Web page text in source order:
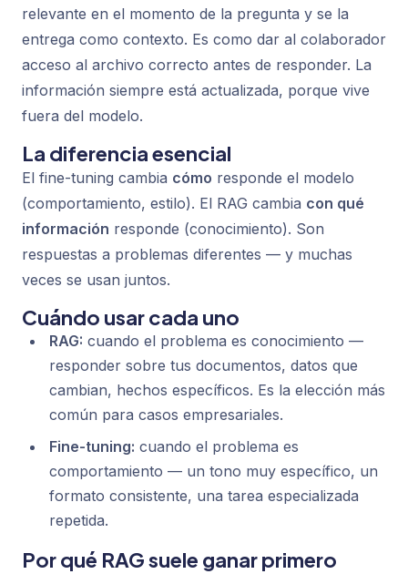
relevante en el momento de la pregunta y se la
entrega como contexto. Es como dar al colaborador
acceso al archivo correcto antes de responder. La
información siempre está actualizada, porque vive
fuera del modelo.
La diferencia esencial
El fine-tuning cambia cómo responde el modelo
(comportamiento, estilo). El RAG cambia con qué
información responde (conocimiento). Son
respuestas a problemas diferentes — y muchas
veces se usan juntos.
Cuándo usar cada uno
RAG: cuando el problema es conocimiento —
responder sobre tus documentos, datos que
cambian, hechos específicos. Es la elección más
común para casos empresariales.
Fine-tuning: cuando el problema es
comportamiento — un tono muy específico, un
formato consistente, una tarea especializada
repetida.
Por qué RAG suele ganar primero